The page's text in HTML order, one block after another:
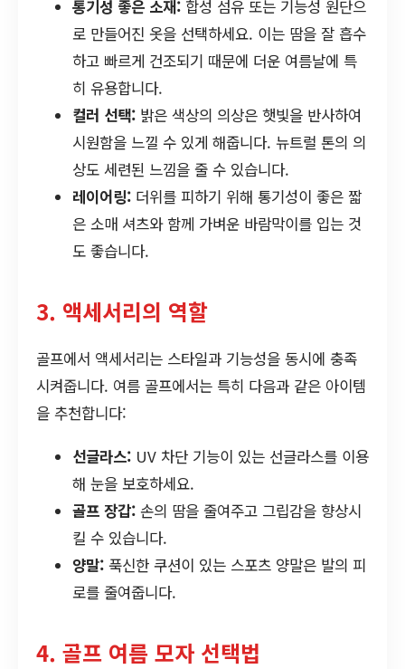
통기성 좋은 소재: 합성 섬유 또는 기능성 원단으
로 만들어진 옷을 선택하세요. 이는 땀을 잘 흡수
하고 빠르게 건조되기 때문에 더운 여름날에 특
히 유용합니다.
컬러 선택: 밝은 색상의 의상은 햇빛을 반사하여
시원함을 느낄 수 있게 해줍니다. 뉴트럴 톤의 의
상도 세련된 느낌을 줄 수 있습니다.
레이어링: 더위를 피하기 위해 통기성이 좋은 짧
은 소매 셔츠와 함께 가벼운 바람막이를 입는 것
도 좋습니다.
3. 액세서리의 역할
골프에서 액세서리는 스타일과 기능성을 동시에 충족
시켜줍니다. 여름 골프에서는 특히 다음과 같은 아이템
을 추천합니다:
선글라스: UV 차단 기능이 있는 선글라스를 이용
해 눈을 보호하세요.
골프 장갑: 손의 땀을 줄여주고 그립감을 향상시
킬 수 있습니다.
양말: 푹신한 쿠션이 있는 스포츠 양말은 발의 피
로를 줄여줍니다.
4. 골프 여름 모자 선택법